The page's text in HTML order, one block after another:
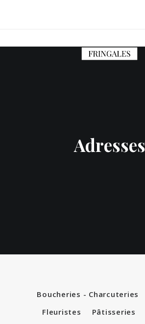
Adresses
Boucheries - Charcuteries
Fleuristes
Pâtisseries